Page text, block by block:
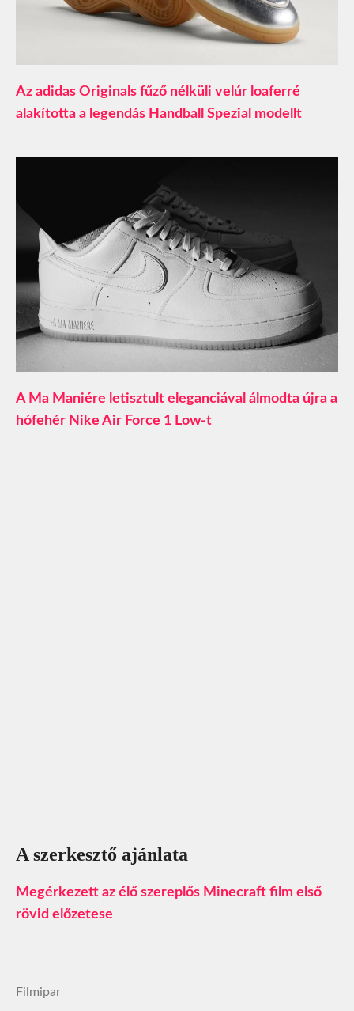
Az adidas Originals fűző nélküli velúr loaferré
alakította a legendás Handball Spezial modellt
A Ma Maniére letisztult eleganciával álmodta újra a
hófehér Nike Air Force 1 Low-t
A szerkesztő ajánlata
Megérkezett az élő szereplős Minecraft film első
rövid előzetese
Filmipar